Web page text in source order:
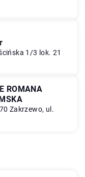
1/3 lok. 21
ROMANA
Zakrzewo, ul.